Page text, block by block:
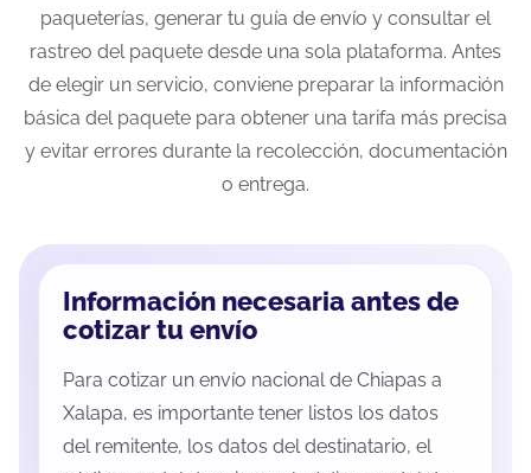
paqueterías, generar tu guía de envío y consultar el
rastreo del paquete desde una sola plataforma. Antes
de elegir un servicio, conviene preparar la información
básica del paquete para obtener una tarifa más precisa
y evitar errores durante la recolección, documentación
o entrega.
Información necesaria antes de
cotizar tu envío
Para cotizar un envío nacional de Chiapas a
Xalapa, es importante tener listos los datos
del remitente, los datos del destinatario, el